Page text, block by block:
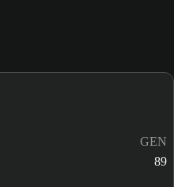
GEN
89